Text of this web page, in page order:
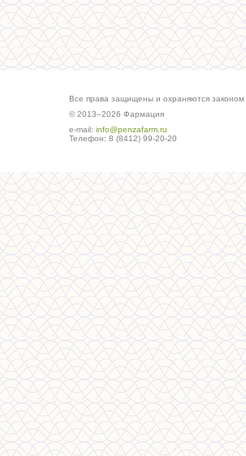
Все права защищены и охраняются законом
© 2013–2026 Фармация
е-mail: info@penzafarm.ru
Телефон: 8 (8412) 99-20-20
Сделано в